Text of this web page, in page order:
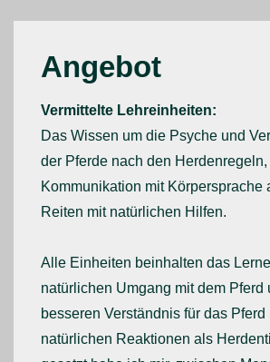
Angebot
Vermittelte Lehreinheiten:
Das Wissen um die Psyche und
der Pferde nach den Herdenregeln,
Kommunikation mit Körpersprache
Reiten mit natürlichen Hilfen.
Alle Einheiten beinhalten das
natürlichen Umgang mit dem Pferd
besseren Verständnis für das Pferd
natürlichen Reaktionen als